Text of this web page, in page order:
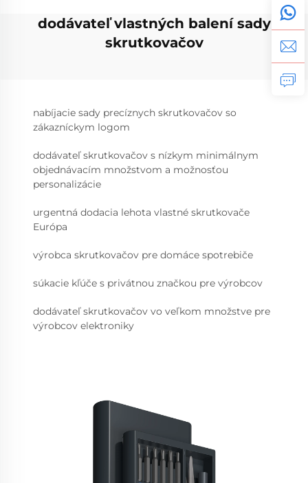
dodávateľ vlastných balení sady
skrutkovačov
nabíjacie sady precíznych skrutkovačov so
zákazníckym logom
dodávateľ skrutkovačov s nízkym minimálnym
objednávacím množstvom a možnosťou
personalizácie
urgentná dodacia lehota vlastné skrutkovače
Európa
výrobca skrutkovačov pre domáce spotrebiče
súkacie kľúče s privátnou značkou pre výrobcov
dodávateľ skrutkovačov vo veľkom množstve pre
výrobcov elektroniky